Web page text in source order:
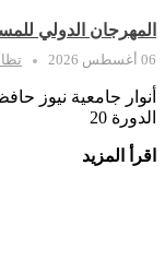
المهرجان الدولي للمسرح
06 أغسطس 2026
أنوار جامعية نيوز
الدورة 20
اقرأ المزيد